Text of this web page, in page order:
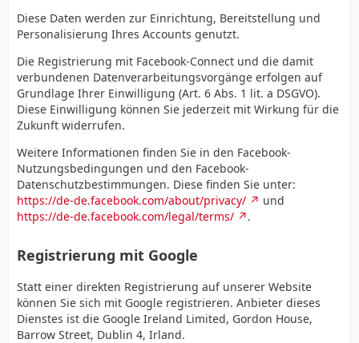
Diese Daten werden zur Einrichtung, Bereitstellung und
Personalisierung Ihres Accounts genutzt.
Die Registrierung mit Facebook-Connect und die damit
verbundenen Datenverarbeitungsvorgänge erfolgen auf
Grundlage Ihrer Einwilligung (Art. 6 Abs. 1 lit. a DSGVO).
Diese Einwilligung können Sie jederzeit mit Wirkung für die
Zukunft widerrufen.
Weitere Informationen finden Sie in den Facebook-
Nutzungsbedingungen und den Facebook-
Datenschutzbestimmungen. Diese finden Sie unter:
https://de-de.facebook.com/about/privacy/
und
https://de-de.facebook.com/legal/terms/
.
Registrierung mit Google
Statt einer direkten Registrierung auf unserer Website
können Sie sich mit Google registrieren. Anbieter dieses
Dienstes ist die Google Ireland Limited, Gordon House,
Barrow Street, Dublin 4, Irland.